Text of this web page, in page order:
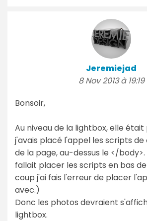
Jeremiejad
8 Nov 2013 à 19:19
Bonsoir,
Au niveau de la lightbox, elle
j'avais placé l'appel les scripts
de la page, au-dessus le </body>.
fallait placer les scripts en bas
coup j'ai fais l'erreur de placer
avec.)
Donc les photos devraient
lightbox.